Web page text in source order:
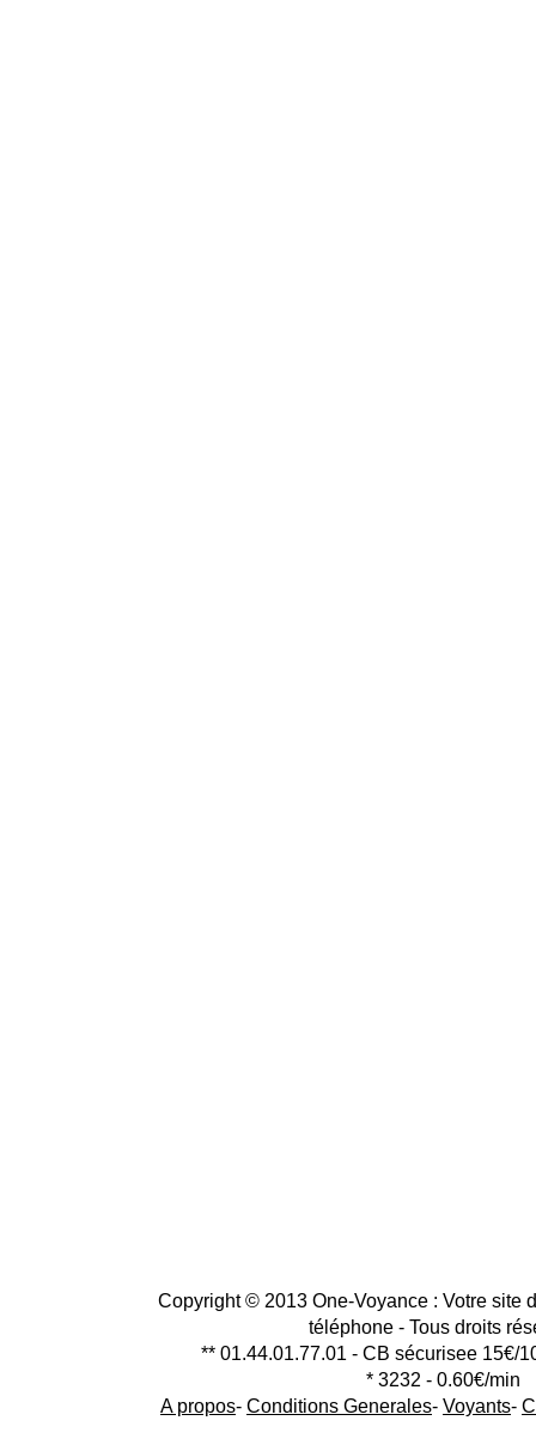
Copyright © 2013 One-Voyance : Votre site
téléphone - Tous droits
** 01.44.01.77.01 - CB sécurisee 15€/
* 3232 - 0.60€/min
A propos- Conditions Generales- Voyants-